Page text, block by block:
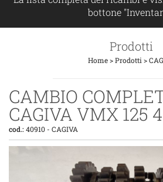
bottone
Prodotti
Home>Prodotti >
CAMBIO
CAGIVA VMX 125 4
cod.:40910 - CAGIVA